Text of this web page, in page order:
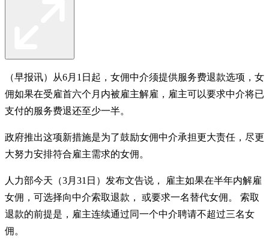
（早报讯）从6月1日起，女佣中介须提供服务费退款选项，女
佣如果在受雇首六个月内被雇主解雇，雇主可以要求中介将已
支付的服务费退还至少一半。
政府推出这项新措施是为了鼓励女佣中介承担更大责任，尽更
大努力安排符合雇主需求的女佣。
人力部今天（3月31日）发布文告说， 雇主如果在半年内解雇
女佣，可选择向中介索取退款， 或要求一名替代女佣。 索取
退款的前提是，雇主连续通过同一个中介聘请不超过三名女
佣。